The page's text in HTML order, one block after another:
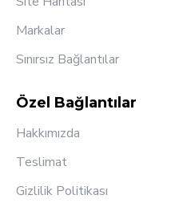
Markalar
Sınırsız Bağlantılar
Özel Bağlantılar
Hakkımızda
Teslimat
Gizlilik Politikası